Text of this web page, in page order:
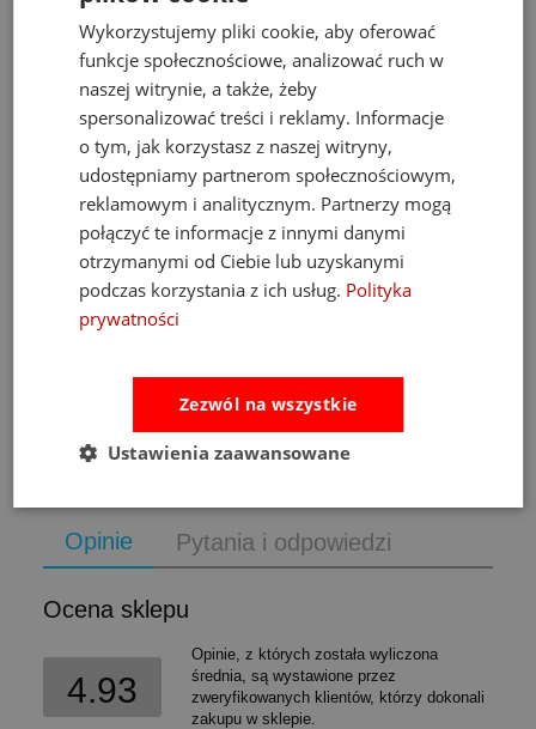
Fat Brain Toys dmuchawa do piłek Air Toobz
do koszyka
Opinie Pytania i odpowiedzi
Ocena sklepu
4.93
Opinie, z których została wyliczona
średnia, są wystawione przez
zweryfikowanych klientów, którzy dokonali
zakupu w sklepie.
Wykorzystujemy pliki cookie, aby oferować
funkcje społecznościowe, analizować ruch w
naszej witrynie, a także, żeby
spersonalizować treści i reklamy. Informacje
o tym, jak korzystasz z naszej witryny,
udostępniamy partnerom społecznościowym,
reklamowym i analitycznym. Partnerzy mogą
połączyć te informacje z innymi danymi
otrzymanymi od Ciebie lub uzyskanymi
podczas korzystania z ich usług. Polityka
prywatności
Zezwól na wszystkie
Ustawienia zaawansowane